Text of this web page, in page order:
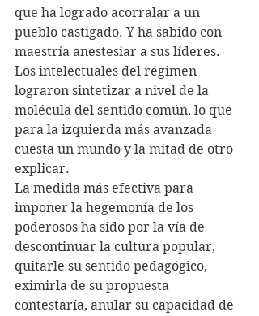
que ha logrado acorralar a un
pueblo castigado. Y ha sabido con
maestría anestesiar a sus líderes.
Los intelectuales del régimen
lograron sintetizar a nivel de la
molécula del sentido común, lo que
para la izquierda más avanzada
cuesta un mundo y la mitad de otro
explicar.
La medida más efectiva para
imponer la hegemonía de los
poderosos ha sido por la vía de
descontinuar la cultura popular,
quitarle su sentido pedagógico,
eximirla de su propuesta
contestaría, anular su capacidad de